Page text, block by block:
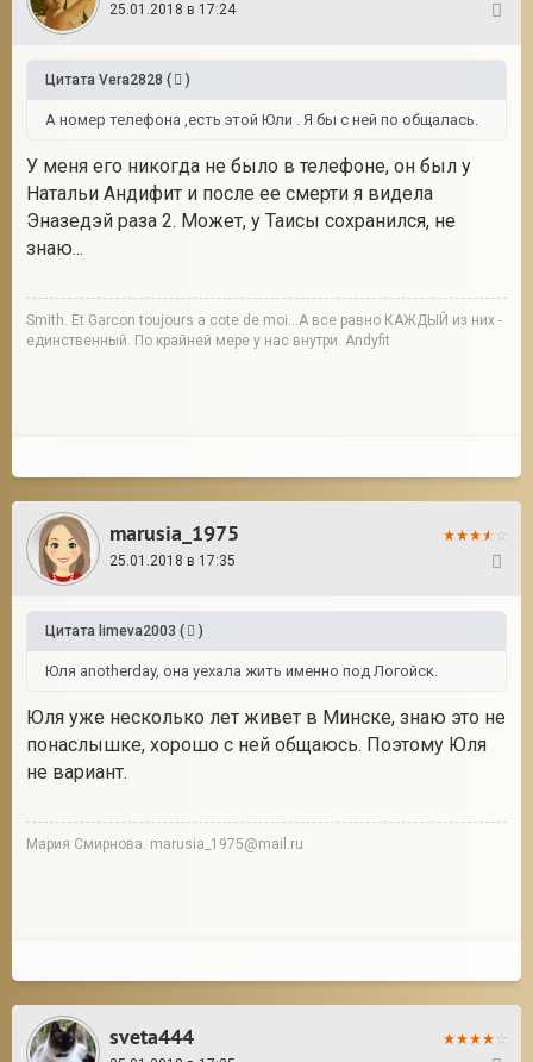
25.01.2018 в 17:24
Цитата Vera2828 ( )
А номер телефона ,есть этой Юли . Я бы с ней по общалась.
У меня его никогда не было в телефоне, он был у
Натальи Андифит и после ее смерти я видела
Эназедэй раза 2. Может, у Таисы сохранился, не
знаю...
Smith. Et Garcon toujours a cote de moi...А все равно КАЖДЫЙ из них -
единственный. По крайней мере у нас внутри. Andyfit
marusia_1975
25.01.2018 в 17:35
Цитата limeva2003 ( )
Юля anotherday, она уехала жить именно под Логойск.
Юля уже несколько лет живет в Минске, знаю это не
понаслышке, хорошо с ней общаюсь. Поэтому Юля
не вариант.
Мария Смирнова. marusia_1975@mail.ru
sveta444